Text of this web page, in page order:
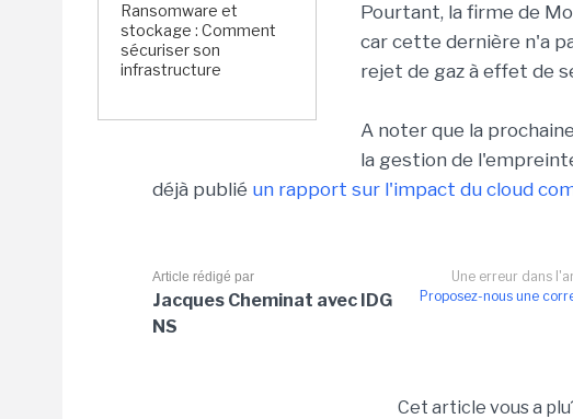
Ransomware et
stockage : Comment
sécuriser son
infrastructure
Pourtant, la firme de
car cette dernière n'a
rejet de gaz à effet de
A noter que la
la gestion de
déjà publié un rapport sur l'impact du cloud
Une erreur dans
Proposez-nous une
Article rédigé par
Jacques Cheminat avec IDG
NS
Cet article vous a